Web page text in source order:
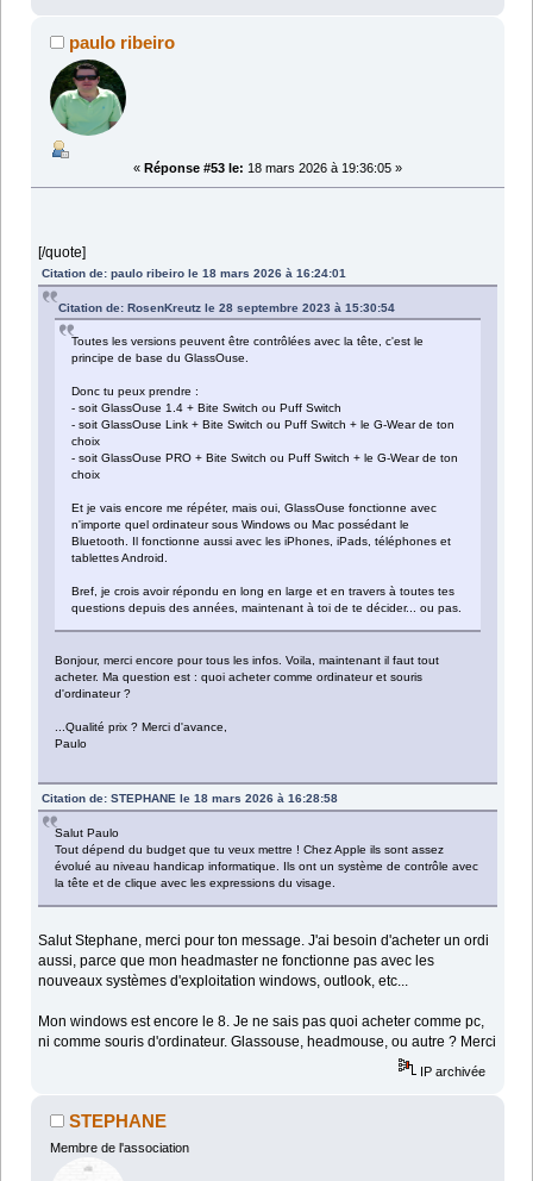
paulo ribeiro
« Réponse #53 le: 18 mars 2026 à 19:36:05 »
[/quote]
Citation de: paulo ribeiro le 18 mars 2026 à 16:24:01
Citation de: RosenKreutz le 28 septembre 2023 à 15:30:54
Toutes les versions peuvent être contrôlées avec la tête, c'est le
principe de base du GlassOuse.
Donc tu peux prendre :
- soit GlassOuse 1.4 + Bite Switch ou Puff Switch
- soit GlassOuse Link + Bite Switch ou Puff Switch + le G-Wear de ton
choix
- soit GlassOuse PRO + Bite Switch ou Puff Switch + le G-Wear de ton
choix
Et je vais encore me répéter, mais oui, GlassOuse fonctionne avec
n'importe quel ordinateur sous Windows ou Mac possédant le
Bluetooth. Il fonctionne aussi avec les iPhones, iPads, téléphones et
tablettes Android.
Bref, je crois avoir répondu en long en large et en travers à toutes tes
questions depuis des années, maintenant à toi de te décider... ou pas.
Bonjour, merci encore pour tous les infos. Voila, maintenant il faut tout
acheter. Ma question est : quoi acheter comme ordinateur et souris
d'ordinateur ?
...Qualité prix ? Merci d'avance,
Paulo
Citation de: STEPHANE le 18 mars 2026 à 16:28:58
Salut Paulo
Tout dépend du budget que tu veux mettre ! Chez Apple ils sont assez
évolué au niveau handicap informatique. Ils ont un système de contrôle avec
la tête et de clique avec les expressions du visage.
Salut Stephane, merci pour ton message. J'ai besoin d'acheter un ordi
aussi, parce que mon headmaster ne fonctionne pas avec les
nouveaux systèmes d'exploitation windows, outlook, etc...
Mon windows est encore le 8. Je ne sais pas quoi acheter comme pc,
ni comme souris d'ordinateur. Glassouse, headmouse, ou autre ? Merci
IP archivée
STEPHANE
Membre de l'association